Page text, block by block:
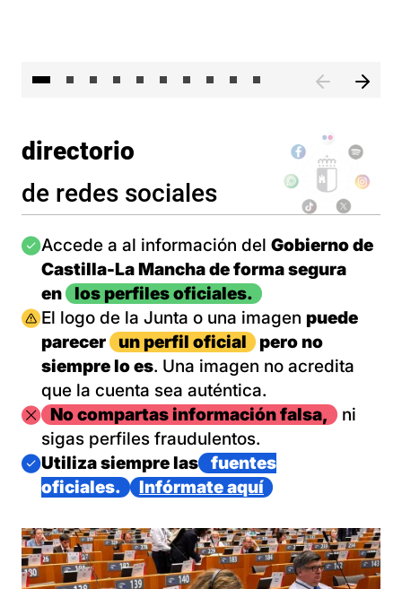
directorio
de redes sociales
Imagen
Accede a al información del Gobierno de
Castilla-La Mancha de forma segura
en
los perfiles oficiales.
Imagen
El logo de la Junta o una imagen puede
parecer
un perfil oficial
pero no
siempre lo es. Una imagen no acredita
que la cuenta sea auténtica.
ImagenNo compartas información falsa,
ni
sigas perfiles fraudulentos.
Imagen
Utiliza siempre las
fuentes
oficiales.
Infórmate aquí